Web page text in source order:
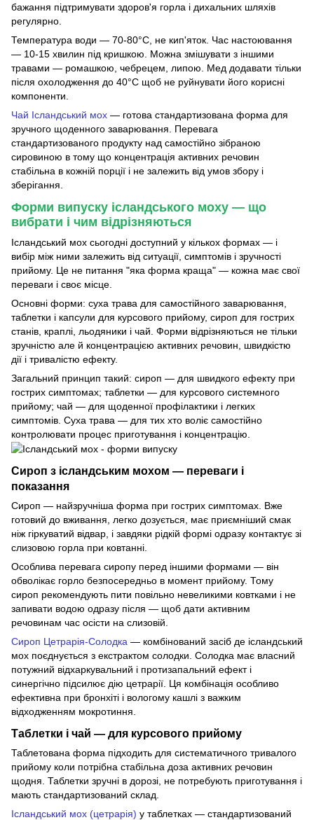
бажання підтримувати здоров'я горла і дихальних шляхів
регулярно.
Температура води — 70-80°C, не кип'яток. Час настоювання
— 10-15 хвилин під кришкою. Можна змішувати з іншими
травами — ромашкою, чебрецем, липою. Мед додавати тільки
після охолодження до 40°C щоб не руйнувати його корисні
компоненти.
Чай Ісландський мох — готова стандартизована форма для
зручного щоденного заварювання. Перевага
стандартизованого продукту над самостійно зібраною
сировиною в тому що концентрація активних речовин
стабільна в кожній порції і не залежить від умов збору і
зберігання.
Форми випуску ісландського моху — що
вибрати і чим відрізняються
Ісландський мох сьогодні доступний у кількох формах — і
вибір між ними залежить від ситуації, симптомів і зручності
прийому. Це не питання "яка форма краща" — кожна має свої
переваги і своє місце.
Основні форми: суха трава для самостійного заварювання,
таблетки і капсули для курсового прийому, сироп для гострих
станів, краплі, льодяники і чай. Форми відрізняються не тільки
зручністю але й концентрацією активних речовин, швидкістю
дії і тривалістю ефекту.
Загальний принцип такий: сироп — для швидкого ефекту при
гострих симптомах; таблетки — для курсового системного
прийому; чай — для щоденної профілактики і легких
симптомів. Суха трава — для тих хто воліє самостійно
контролювати процес приготування і концентрацію.
Сироп з ісландським мохом — переваги і
показання
Сироп — найзручніша форма при гострих симптомах. Вже
готовий до вживання, легко дозується, має приємніший смак
ніж гіркуватий відвар, і завдяки рідкій формі одразу контактує зі
слизовою горла при ковтанні.
Особлива перевага сиропу перед іншими формами — він
обволікає горло безпосередньо в момент прийому. Тому
сироп рекомендують пити повільно невеликими ковтками і не
запивати водою одразу після — щоб дати активним
речовинам час осісти на слизовій.
Сироп Цетрарія-Солодка — комбінований засіб де ісландський
мох поєднується з екстрактом солодки. Солодка має власний
потужний відхаркувальний і протизапальний ефект і
синергічно підсилює дію цетрарії. Ця комбінація особливо
ефективна при бронхіті і вологому кашлі з важким
відходженням мокротиння.
Таблетки і чай — для курсового прийому
Таблетована форма підходить для систематичного тривалого
прийому коли потрібна стабільна доза активних речовин
щодня. Таблетки зручні в дорозі, не потребують приготування і
мають стандартизований склад.
Ісландський мох (цетрарія) у таблетках — стандартизований